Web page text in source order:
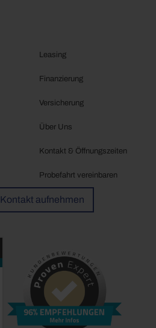
Leasing
Finanzierung
Versicherung
Über Uns
Kontakt & Öffnungszeiten
Probefahrt vereinbaren
Kontakt aufnehmen